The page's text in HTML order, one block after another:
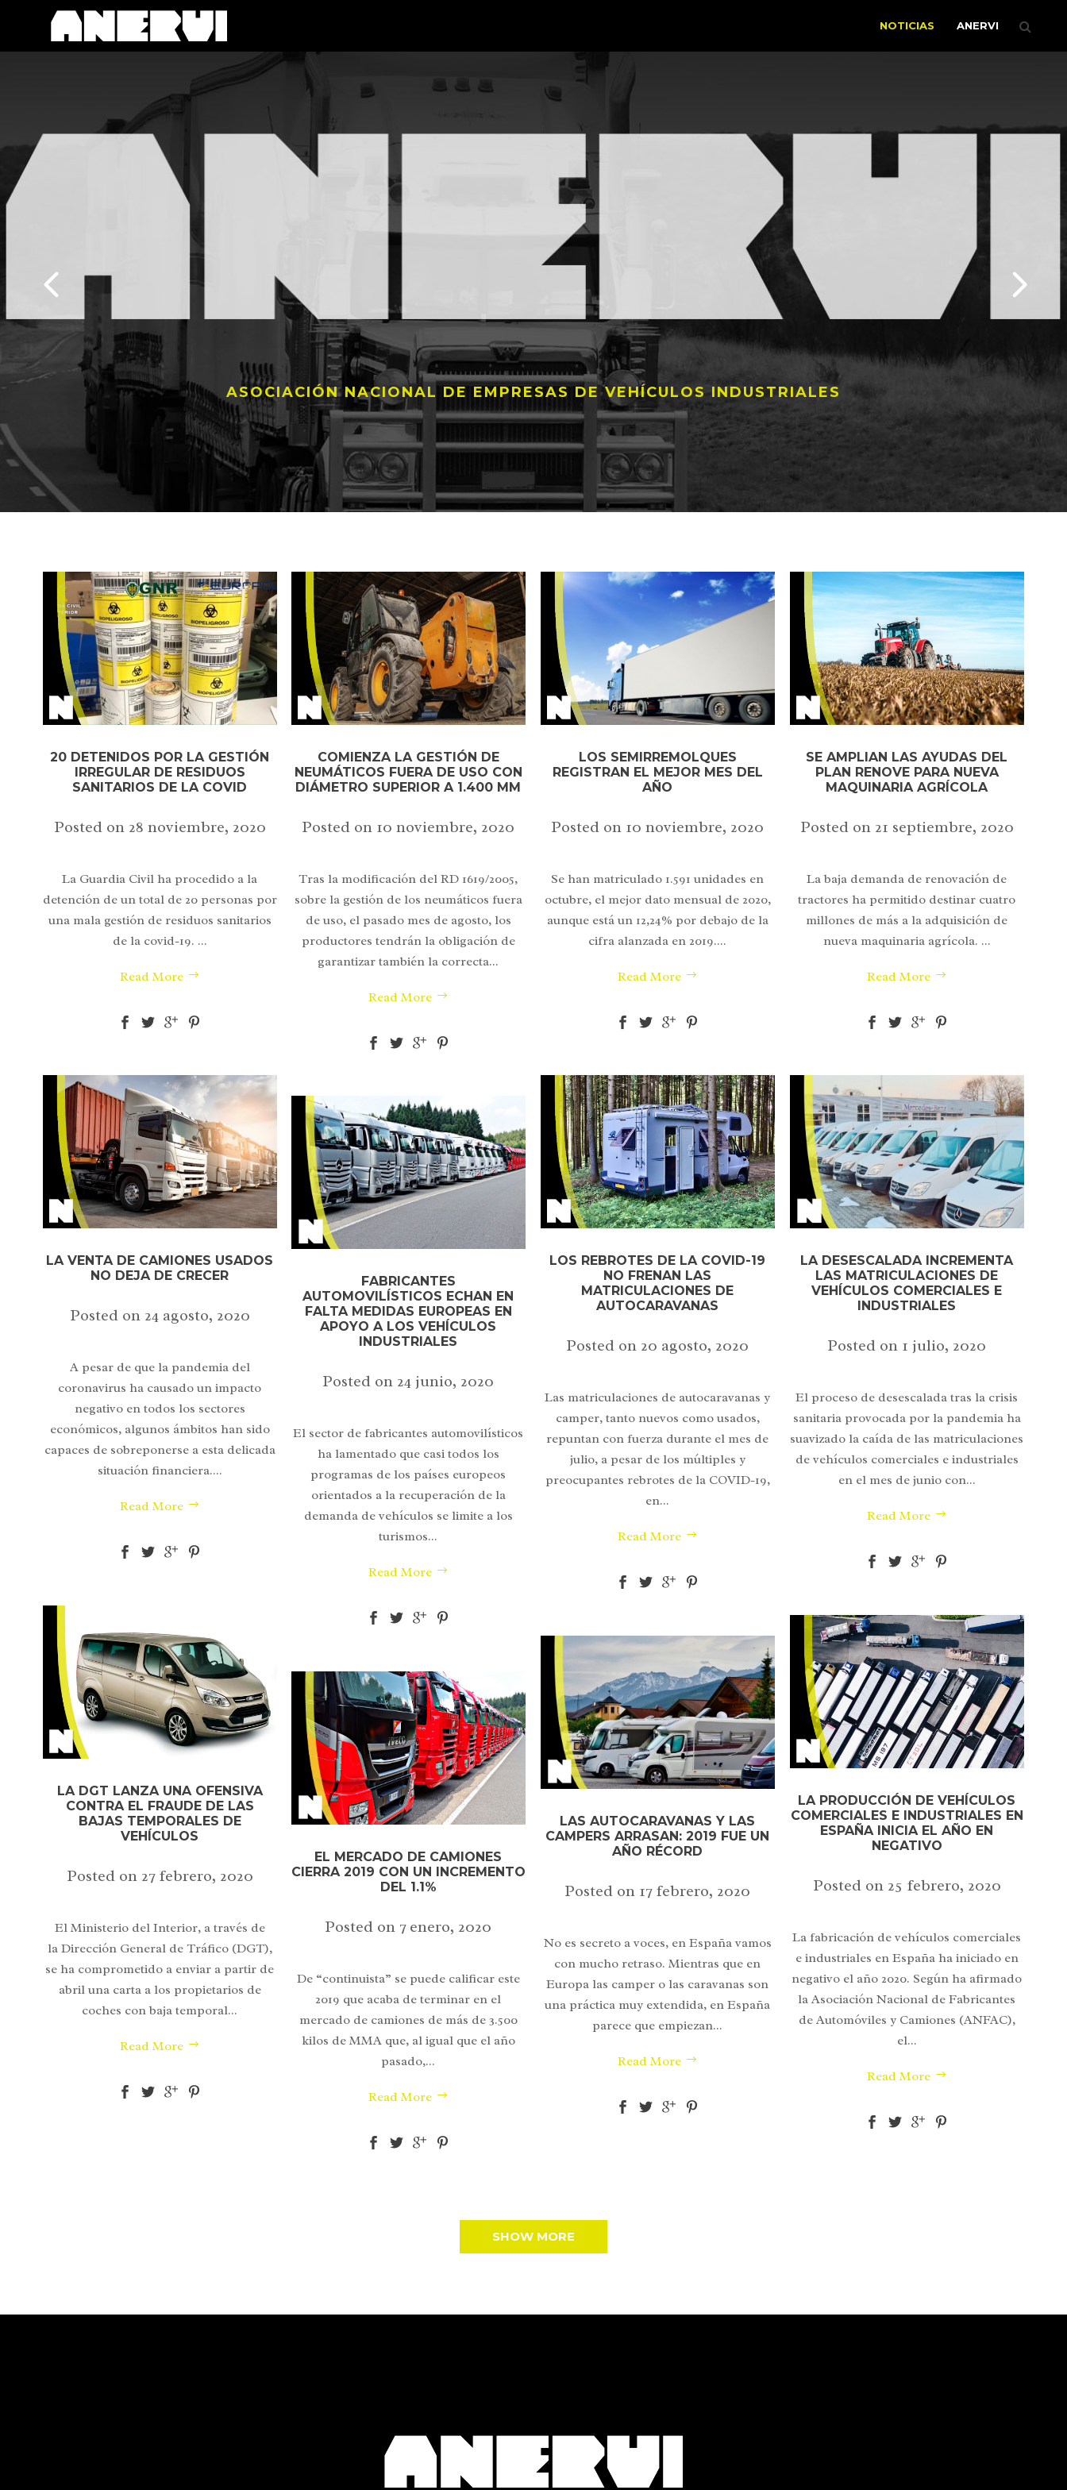
NOTICIAS ANERVI
ASOCIACIÓN NACIONAL DE EMPRESAS DE VEHÍCULOS INDUSTRIALES
20 DETENIDOS POR LA GESTIÓN
IRREGULAR DE RESIDUOS
SANITARIOS DE LA COVID
Posted on28 noviembre, 2020
La Guardia Civil ha procedido a la
detención de un total de 20 personas por
una mala gestión de residuos sanitarios
de la covid-19. ...
Read More
COMIENZA LA GESTIÓN DE
NEUMÁTICOS FUERA DE USO CON
DIÁMETRO SUPERIOR A 1.400 MM
Posted on 10 noviembre, 2020
Tras la modificación del RD 1619/2005,
sobre la gestión de los neumáticos fuera
de uso, el pasado mes de agosto, los
productores tendrán la obligación de
garantizar también la correcta...
Read More
LOS SEMIRREMOLQUES
REGISTRAN EL MEJOR MES DEL
AÑO
Posted on 10 noviembre, 2020
Se han matriculado 1.591 unidades en
octubre, el mejor dato mensual de 2020,
aunque está un 12,24% por debajo de la
cifra alanzada en 2019....
Read More
SE AMPLIAN LAS AYUDAS DEL
PLAN RENOVE PARA NUEVA
MAQUINARIA AGRÍCOLA
Posted on21 septiembre, 2020
La baja demanda de renovación de
tractores ha permitido destinar cuatro
millones de más a la adquisición de
nueva maquinaria agrícola. ...
Read More
LA VENTA DE CAMIONES USADOS
NO DEJA DE CRECER
Posted on24 agosto, 2020
A pesar de que la pandemia del
coronavirus ha causado un impacto
negativo en todos los sectores
económicos, algunos ámbitos han sido
capaces de sobreponerse a esta delicada
situación financiera....
Read More
LOS REBROTES DE LA COVID-19
NO FRENAN LAS
MATRICULACIONES DE
AUTOCARAVANAS
Posted on 20 agosto, 2020
Las matriculaciones de autocaravanas y
camper, tanto nuevos como usados,
repuntan con fuerza durante el mes de
julio, a pesar de los múltiples y
preocupantes rebrotes de la COVID-19,
en...
Read More
LA DESESCALADA INCREMENTA
LAS MATRICULACIONES DE
VEHÍCULOS COMERCIALES E
INDUSTRIALES
Posted on 1 julio, 2020
El proceso de desescalada tras la crisis
sanitaria provocada por la pandemia ha
suavizado la caída de las matriculaciones
de vehículos comerciales e industriales
en el mes de junio con...
Read More
FABRICANTES
AUTOMOVILÍSTICOS ECHAN EN
FALTA MEDIDAS EUROPEAS EN
APOYO A LOS VEHÍCULOS
INDUSTRIALES
Posted on 24 junio, 2020
El sector de fabricantes automovilísticos
ha lamentado que casi todos los
programas de los países europeos
orientados a la recuperación de la
demanda de vehículos se limite a los
turismos...
Read More
LA DGT LANZA UNA OFENSIVA
CONTRA EL FRAUDE DE LAS
BAJAS TEMPORALES DE
VEHÍCULOS
Posted on27 febrero, 2020
El Ministerio del Interior, a través de
la Dirección General de Tráfico (DGT),
se ha comprometido a enviar a partir de
abril una carta a los propietarios de
coches con baja temporal...
Read More
LA PRODUCCIÓN DE VEHÍCULOS
COMERCIALES E INDUSTRIALES EN
ESPAÑA INICIA EL AÑO EN
NEGATIVO
Posted on25 febrero, 2020
La fabricación de vehículos comerciales
e industriales en España ha iniciado en
negativo el año 2020. Según ha afirmado
la Asociación Nacional de Fabricantes
de Automóviles y Camiones (ANFAC),
el...
Read More
LAS AUTOCARAVANAS Y LAS
CAMPERS ARRASAN: 2019 FUE UN
AÑO RÉCORD
Posted on 17 febrero, 2020
No es secreto a voces, en España vamos
con mucho retraso. Mientras que en
Europa las camper o las caravanas son
una práctica muy extendida, en España
parece que empiezan...
Read More
EL MERCADO DE CAMIONES
CIERRA 2019 CON UN INCREMENTO
DEL 1.1%
Posted on 7 enero, 2020
De “continuista” se puede calificar este
2019 que acaba de terminar en el
mercado de camiones de más de 3.500
kilos de MMA que, al igual que el año
pasado,...
Read More
SHOW MORE